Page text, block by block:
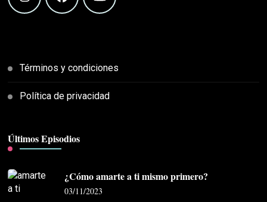
Términos y condiciones
Política de privacidad
Últimos Episodios
¿Cómo amarte a ti mismo primero?
03/11/2023